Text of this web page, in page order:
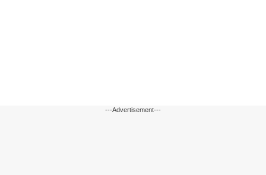
---Advertisement---